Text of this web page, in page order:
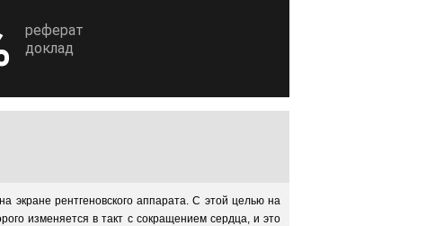
реферат
доклад
экране рентгеновского аппарата. С этой целью на
изменяется в такт с сокращением сердца, и это